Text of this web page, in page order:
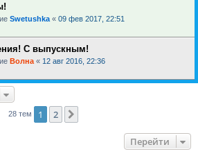
Swetushka « 09 фев 2017, 22:51
С выпускным!
Волна « 12 авг 2016, 22:36
28 тем 1 2
Перейти